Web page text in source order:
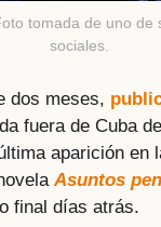
tomada de uno de
sociales.
dos meses,
fuera de Cuba
aparición en
Asuntos
final días atrás.